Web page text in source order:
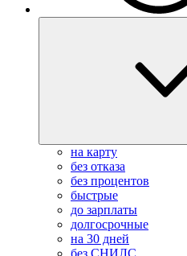
на карту
без отказа
без процентов
быстрые
до зарплаты
долгосрочные
на 30 дней
без СНИЛС